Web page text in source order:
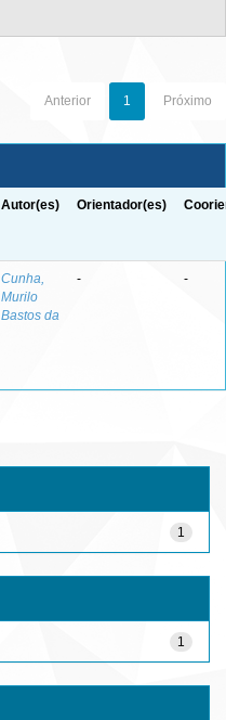
Anterior 1 Próximo
Autor(es) Orientador(es)
Cunha,
Murilo
Bastos da
- -
1
1